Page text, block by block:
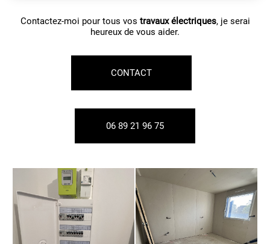
Contactez-moi pour tous vos travaux électriques, je serai
heureux de vous aider.
CONTACT
06 89 21 96 75